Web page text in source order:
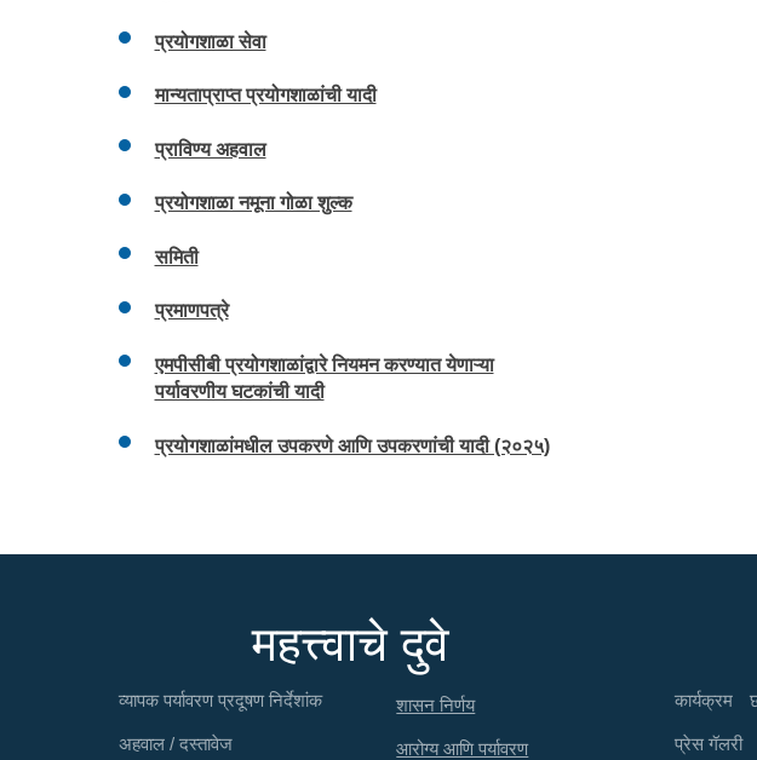
प्रयोगशाळा सेवा
मान्यताप्राप्त प्रयोगशाळांची यादी
प्राविण्य अहवाल
प्रयोगशाळा नमूना गोळा शुल्क
समिती
प्रमाणपत्रे
एमपीसीबी प्रयोगशाळांद्वारे नियमन करण्यात येणाऱ्या
पर्यावरणीय घटकांची यादी
प्रयोगशाळांमधील उपकरणे आणि उपकरणांची यादी (२०२५)
महत्त्वाचे दुवे
व्यापक पर्यावरण प्रदूषण निर्देशांक
अहवाल / दस्तावेज
शासन निर्णय
आरोग्य आणि पर्यावरण
कार्यक्रम
प्रेस गॅलरी